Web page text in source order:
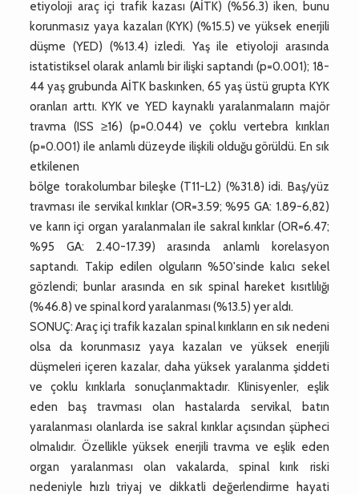
etiyoloji araç içi trafik kazası (AİTK) (%56.3) iken, bunu
korunmasız yaya kazaları (KYK) (%15.5) ve yüksek enerjili
düşme (YED) (%13.4) izledi. Yaş ile etiyoloji arasında
istatistiksel olarak anlamlı bir ilişki saptandı (p=0.001); 18-
44 yaş grubunda AİTK baskınken, 65 yaş üstü grupta KYK
oranları arttı. KYK ve YED kaynaklı yaralanmaların majör
travma (ISS ≥16) (p=0.044) ve çoklu vertebra kırıkları
(p=0.001) ile anlamlı düzeyde ilişkili olduğu görüldü. En sık
etkilenen
bölge torakolumbar bileşke (T11-L2) (%31.8) idi. Baş/yüz
travması ile servikal kırıklar (OR=3.59; %95 GA: 1.89-6,82)
ve karın içi organ yaralanmaları ile sakral kırıklar (OR=6.47;
%95 GA: 2.40-17.39) arasında anlamlı korelasyon
saptandı. Takip edilen olguların %50'sinde kalıcı sekel
gözlendi; bunlar arasında en sık spinal hareket kısıtlılığı
(%46.8) ve spinal kord yaralanması (%13.5) yer aldı.
SONUÇ: Araç içi trafik kazaları spinal kırıkların en sık nedeni
olsa da korunmasız yaya kazaları ve yüksek enerjili
düşmeleri içeren kazalar, daha yüksek yaralanma şiddeti
ve çoklu kırıklarla sonuçlanmaktadır. Klinisyenler, eşlik
eden baş travması olan hastalarda servikal, batın
yaralanması olanlarda ise sakral kırıklar açısından şüpheci
olmalıdır. Özellikle yüksek enerjili travma ve eşlik eden
organ yaralanması olan vakalarda, spinal kırık riski
nedeniyle hızlı triyaj ve dikkatli değerlendirme hayati